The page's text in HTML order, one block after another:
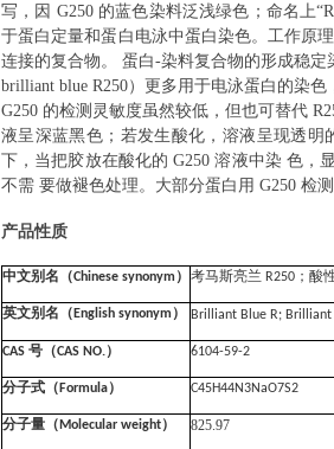
写，因 G250 的蓝色染料泛浅绿色；命名上“R
于蛋白定量和蛋白电泳中蛋白染色。工作原
连接的复合物。 蛋白-染料复合物的形成稳定
brilliant blue R250）更多用于电泳蛋白的染
G250 的检测灵敏度虽然较低，但也可替代
液呈深蓝黑色；若发生酸化，溶液呈现透明
下，当把胶放在酸化的G250溶液中染 色，
不需 要做褪色处理。大部分蛋白用 G250 检
产品性质
中文别名（Chinese synonym ） 考马斯亮兰 R250 ；酸
英文别名（ English synonym ） Brilliant Blue R; Brilliant
CAS 号（CAS NO.） 6104-59-2
分子式（ Formula） C45H44N3NaO7S2
分子量（ Molecular weight） 825.97